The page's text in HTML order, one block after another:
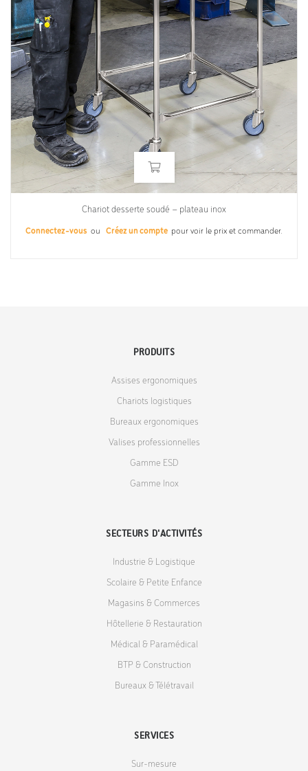
Chariot desserte soudé – plateau inox
Connectez-vous ou Créez un compte pour voir le prix et commander.
PRODUITS
Assises ergonomiques
Chariots logistiques
Bureaux ergonomiques
Valises professionnelles
Gamme ESD
Gamme Inox
SECTEURS D'ACTIVITÉS
Industrie & Logistique
Scolaire & Petite Enfance
Magasins & Commerces
Hôtellerie & Restauration
Médical & Paramédical
BTP & Construction
Bureaux & Télétravail
SERVICES
Sur-mesure